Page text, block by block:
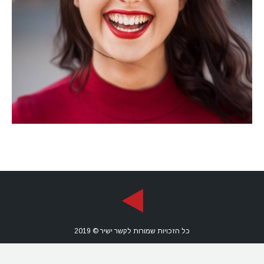
כל הזכויות שמורות לקשר ישיר © 2019